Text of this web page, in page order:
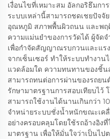
เงื่อนไขที่เหมาะสม อัลกอริธึม
ระบบเหล่านี้สามารถชดเชยปัจจั
อุณหภูมิ สภาพพื้นผิวถนน และพฤ
ความแม่นยำของการวัดได้ ผู้จัด
เพื่อกำจัดสัญญาณรบกวนและแร
จากเซ็นเซอร์ ทำให้ระบบทำงาน
แวดล้อมใด ความทนทานของชิ้น
สามารถทนต่อการผ่านของรถย
รักษามาตรฐานการสอบเทียบไว้
สามารถใช้งานได้นานเกินกว่า
จำหน่ายระบบชั่งน้ำหนักขณะเค
อย่างครอบคลุมโดยใช้รถอ้างอิง
มาตรฐาน เพื่อให้มั่นใจว่าเป็นไ